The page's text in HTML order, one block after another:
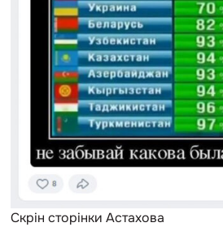
Скрін сторінки Астахова